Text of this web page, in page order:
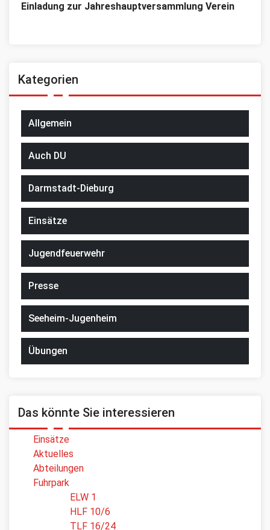
Einladung zur Jahreshauptversammlung Verein
Kategorien
Allgemein
Auch DU
Darmstadt-Dieburg
Einsätze
Jugendfeuerwehr
Presse
Seeheim-Jugenheim
Übungen
Das könnte Sie interessieren
Einsätze
Aktuelles
Abteilungen
Fuhrpark
ELW 1
HLF 10/6
TLF 16/24